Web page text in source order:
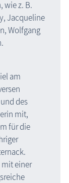
wie z. B.
Jacqueline
Wolfgang
am
des
mit,
für die
mit einer